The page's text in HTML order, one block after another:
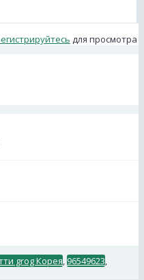
для просмотра
grog Корея 96549623